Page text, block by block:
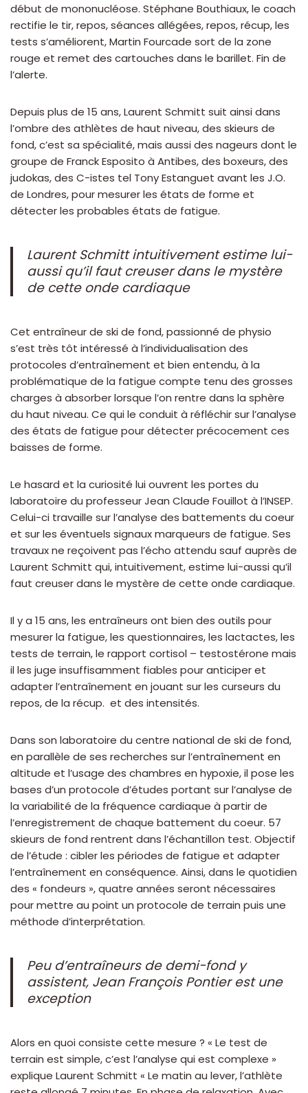
début de mononucléose. Stéphane Bouthiaux, le coach
rectifie le tir, repos, séances allégées, repos, récup, les
tests s’améliorent, Martin Fourcade sort de la zone
rouge et remet des cartouches dans le barillet. Fin de
l’alerte.
Depuis plus de 15 ans, Laurent Schmitt suit ainsi dans
l’ombre des athlètes de haut niveau, des skieurs de
fond, c’est sa spécialité, mais aussi des nageurs dont le
groupe de Franck Esposito à Antibes, des boxeurs, des
judokas, des C-istes tel Tony Estanguet avant les J.O.
de Londres, pour mesurer les états de forme et
détecter les probables états de fatigue.
Laurent Schmitt intuitivement estime lui-
aussi qu’il faut creuser dans le mystère
de cette onde cardiaque
Cet entraîneur de ski de fond, passionné de physio
s’est très tôt intéressé à l’individualisation des
protocoles d’entraînement et bien entendu, à la
problématique de la fatigue compte tenu des grosses
charges à absorber lorsque l’on rentre dans la sphère
du haut niveau. Ce qui le conduit à réfléchir sur l’analyse
des états de fatigue pour détecter précocement ces
baisses de forme.
Le hasard et la curiosité lui ouvrent les portes du
laboratoire du professeur Jean Claude Fouillot à l’INSEP.
Celui-ci travaille sur l’analyse des battements du coeur
et sur les éventuels signaux marqueurs de fatigue. Ses
travaux ne reçoivent pas l’écho attendu sauf auprès de
Laurent Schmitt qui, intuitivement, estime lui-aussi qu’il
faut creuser dans le mystère de cette onde cardiaque.
Il y a 15 ans, les entraîneurs ont bien des outils pour
mesurer la fatigue, les questionnaires, les lactactes, les
tests de terrain, le rapport cortisol – testostérone mais
il les juge insuffisamment fiables pour anticiper et
adapter l’entraînement en jouant sur les curseurs du
repos, de la récup. et des intensités.
Dans son laboratoire du centre national de ski de fond,
en parallèle de ses recherches sur l’entraînement en
altitude et l’usage des chambres en hypoxie, il pose les
bases d’un protocole d’études portant sur l’analyse de
la variabilité de la fréquence cardiaque à partir de
l’enregistrement de chaque battement du coeur. 57
skieurs de fond rentrent dans l’échantillon test. Objectif
de l’étude : cibler les périodes de fatigue et adapter
l’entraînement en conséquence. Ainsi, dans le quotidien
des « fondeurs », quatre années seront nécessaires
pour mettre au point un protocole de terrain puis une
méthode d’interprétation.
Peu d’entraîneurs de demi-fond y
assistent, Jean François Pontier est une
exception
Alors en quoi consiste cette mesure ? « Le test de
terrain est simple, c’est l’analyse qui est complexe »
explique Laurent Schmitt « Le matin au lever, l’athlète